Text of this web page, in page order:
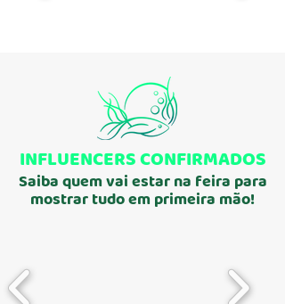
INFLUENCERS CONFIRMADOS
Saiba quem vai estar na feira para
mostrar tudo em primeira mão!